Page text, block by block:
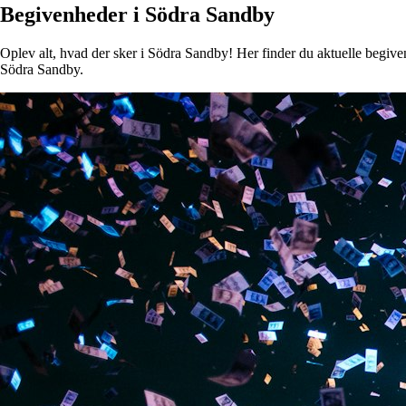
Begivenheder i Södra Sandby
Oplev alt, hvad der sker i Södra Sandby! Her finder du aktuelle
Södra Sandby.